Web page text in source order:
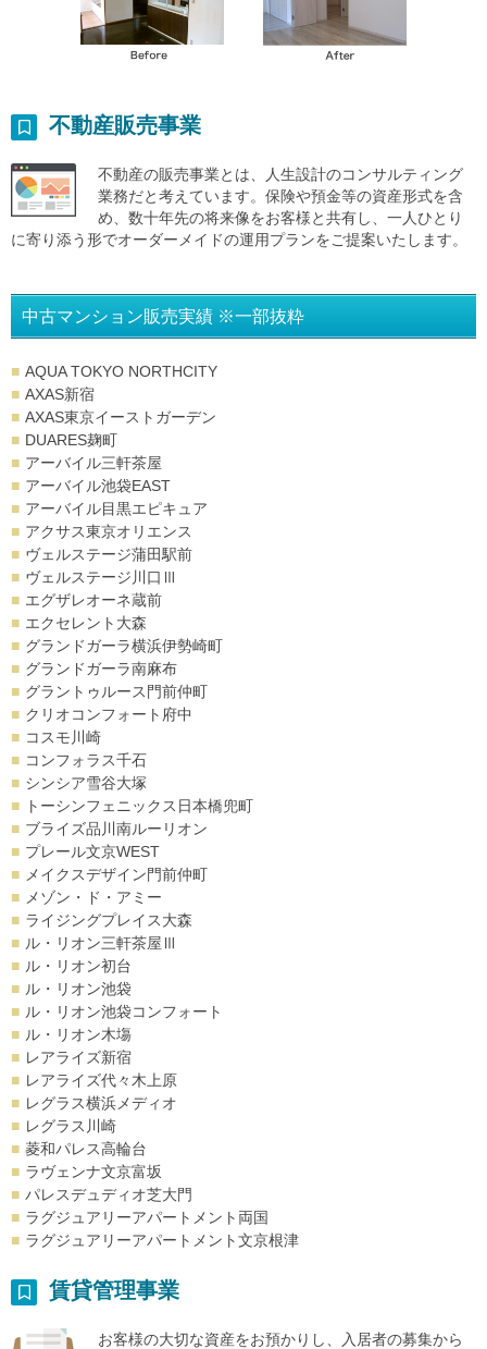
不動産販売事業
不動産の販売事業とは、人生設計のコンサルティング
業務だと考えています。保険や預金等の資産形式を含
め、数十年先の将来像をお客様と共有し、一人ひとり
に寄り添う形でオーダーメイドの運用プランをご提案いたします。
中古マンション販売実績 ※一部抜粋
AQUA TOKYO NORTHCITY
AXAS新宿
AXAS東京イーストガーデン
DUARES麹町
アーバイル三軒茶屋
アーバイル池袋EAST
アーバイル目黒エピキュア
アクサス東京オリエンス
ヴェルステージ蒲田駅前
ヴェルステージ川口Ⅲ
エグザレオーネ蔵前
エクセレント大森
グランドガーラ横浜伊勢崎町
グランドガーラ南麻布
グラントゥルース門前仲町
クリオコンフォート府中
コスモ川崎
コンフォラス千石
シンシア雪谷大塚
トーシンフェニックス日本橋兜町
ブライズ品川南ルーリオン
プレール文京WEST
メイクスデザイン門前仲町
メゾン・ド・アミー
ライジングプレイス大森
ル・リオン三軒茶屋Ⅲ
ル・リオン初台
ル・リオン池袋
ル・リオン池袋コンフォート
ル・リオン木塲
レアライズ新宿
レアライズ代々木上原
レグラス横浜メディオ
レグラス川崎
菱和パレス高輪台
ラヴェンナ文京富坂
パレスデュディオ芝大門
ラグジュアリーアパートメント両国
ラグジュアリーアパートメント文京根津
賃貸管理事業
お客様の大切な資産をお預かりし、入居者の募集から